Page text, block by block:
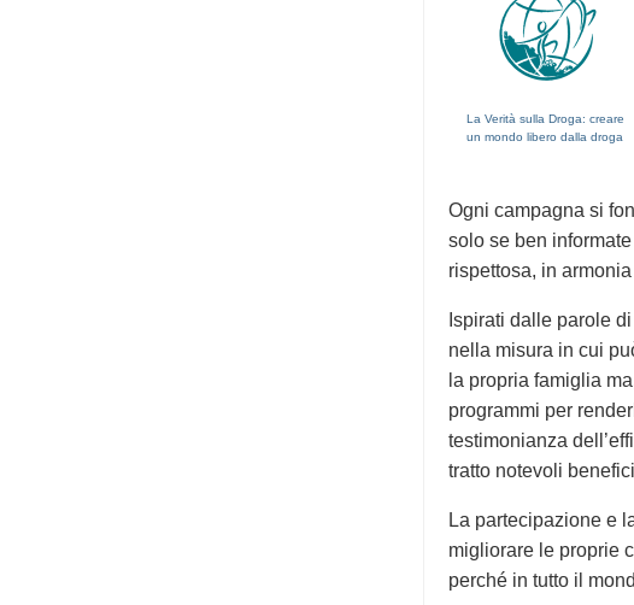
La Verità sulla Droga: creare
un mondo libero dalla droga
Ogni campagna si
solo se ben
rispettosa, in
Ispirati dalle parole
nella misura in cui
la propria famiglia
programmi per
testimonianza
tratto notevoli
La partecipazione e
migliorare le proprie
perché in tutto il